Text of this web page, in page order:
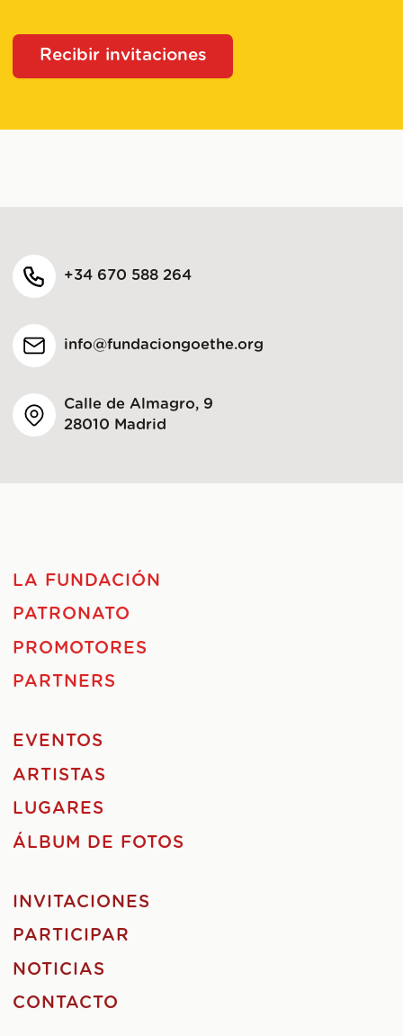
Recibir invitaciones
+34 670 588 264
info@fundaciongoethe.org
Calle de Almagro, 9
28010 Madrid
LA FUNDACIÓN
PATRONATO
PROMOTORES
PARTNERS
EVENTOS
ARTISTAS
LUGARES
ÁLBUM DE FOTOS
INVITACIONES
PARTICIPAR
NOTICIAS
CONTACTO